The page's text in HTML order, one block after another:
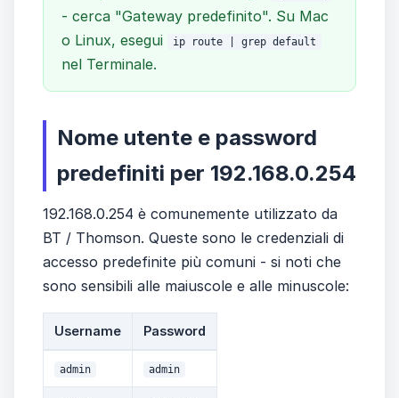
- cerca "Gateway predefinito". Su Mac
o Linux, esegui
ip route | grep default
nel Terminale.
Nome utente e password
predefiniti per 192.168.0.254
192.168.0.254 è comunemente utilizzato da
BT / Thomson. Queste sono le credenziali di
accesso predefinite più comuni - si noti che
sono sensibili alle maiuscole e alle minuscole:
Username Password
admin admin